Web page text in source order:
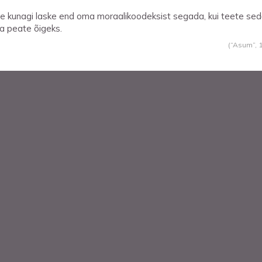
kunagi laske end oma moraalikoodeksist segada, kui teete
peate õigeks.
(“Asum”,